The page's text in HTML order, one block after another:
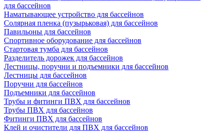
для бассейнов
Наматывающее устройство для бассейнов
Солярная пленка (пузырьковая) для бассейнов
Павильоны для бассейнов
Спортивное оборудование для бассейнов
Стартовая тумба для бассейнов
Разделитель дорожек для бассейнов
Лестницы, поручни и подъемники для бассейнов
Лестницы для бассейнов
Поручни для бассейнов
Подъемники для бассейнов
Трубы и фитинги ПВХ для бассейнов
Трубы ПВХ для бассейнов
Фитинги ПВХ для бассейнов
Клей и очистители для ПВХ для бассейнов